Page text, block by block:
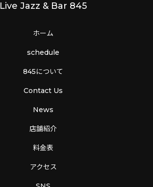
Live Jazz & Bar 845
ホーム
schedule
845について
Contact Us
News
店舗紹介
料金表
アクセス